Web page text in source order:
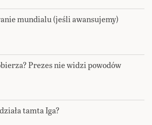
mundialu (jeśli awansujemy)
Prezes nie widzi powodów
tamta Iga?